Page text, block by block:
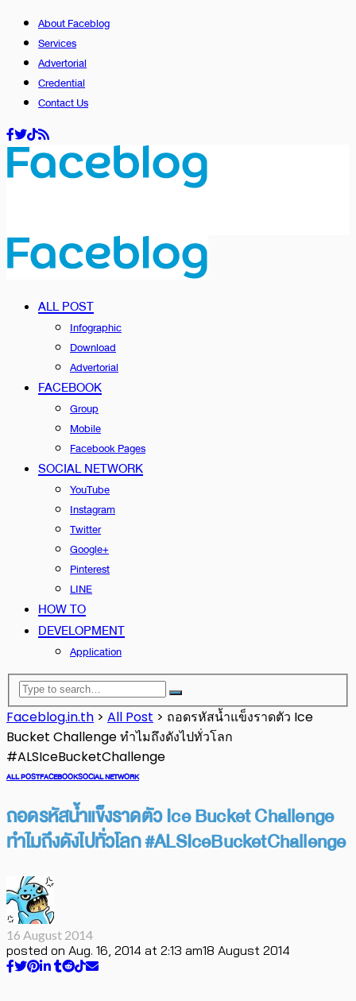
About Faceblog
Services
Advertorial
Credential
Contact Us
ALL POST
Infographic
Download
Advertorial
FACEBOOK
Group
Mobile
Facebook Pages
SOCIAL NETWORK
YouTube
Instagram
Twitter
Google+
Pinterest
LINE
HOW TO
DEVELOPMENT
Application
Faceblog.in.th > All Post > ถอดรหัสน้ำแข็งราดตัว Ice
Bucket Challenge ทำไมถึงดังไปทั่วโลก
#‎ALSIceBucketChallenge
ALL POSTFACEBOOKSOCIAL NETWORK
ถอดรหัสน้ำแข็งราดตัว Ice Bucket Challenge
ทำไมถึงดังไปทั่วโลก #‎ALSIceBucketChallenge
16 August 2014
posted on Aug. 16, 2014 at 2:13 am18 August 2014